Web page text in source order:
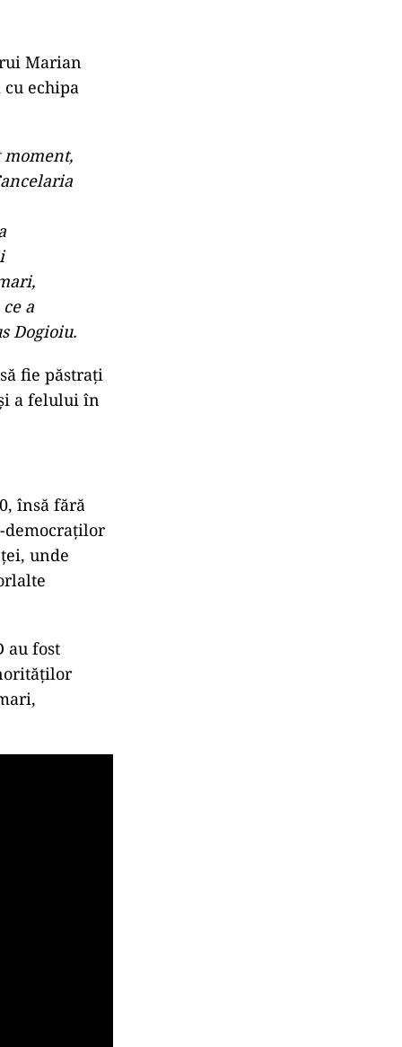
Marian
echipa
moment,
a
Dogioiu.
fie păstraţi
a felului în
însă fără
democraților
unde
au fost